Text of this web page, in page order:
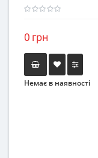
0 грн
Немає в наявності